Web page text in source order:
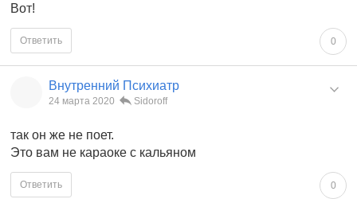
Вот!
0
Ответить
Внутренний Психиатр
24 марта 2020 Sidoroff
так он же не поет.
Это вам не караоке с кальяном
0
Ответить